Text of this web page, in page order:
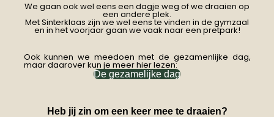
We gaan ook wel eens een dagje weg of we draaien op
een andere plek.
Met Sinterklaas zijn we wel eens te vinden in de gymzaal
en in het voorjaar gaan we vaak naar een pretpark!
Ook kunnen we meedoen met de gezamenlijke dag,
maar daarover kun je meer hier lezen:
De gezamelijke dag
Heb jij zin om een keer mee te draaien?